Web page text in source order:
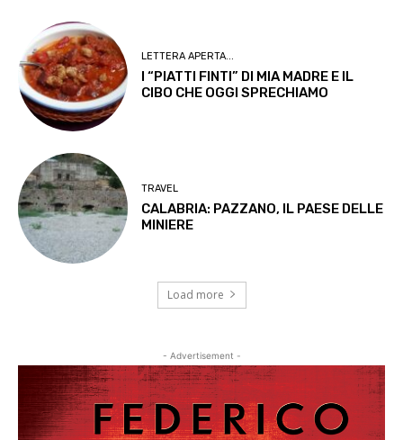
LETTERA APERTA...
I “PIATTI FINTI” DI MIA MADRE E IL
CIBO CHE OGGI SPRECHIAMO
TRAVEL
CALABRIA: PAZZANO, IL PAESE DELLE
MINIERE
Load more
- Advertisement -